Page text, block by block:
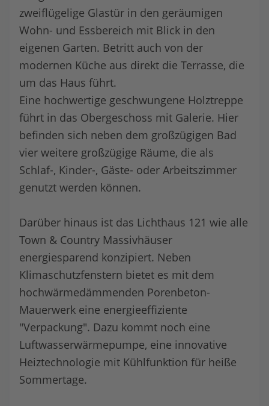
zweiflügelige Glastür in den geräumigen
Wohn- und Essbereich mit Blick in den
eigenen Garten. Betritt auch von der
modernen Küche aus direkt die Terrasse, die
um das Haus führt.
Eine hochwertige geschwungene Holztreppe
führt in das Obergeschoss mit Galerie. Hier
befinden sich neben dem großzügigen Bad
vier weitere großzügige Räume, die als
Schlaf-, Kinder-, Gäste- oder Arbeitszimmer
genutzt werden können.
Darüber hinaus ist das Lichthaus 121 wie alle
Town & Country Massivhäuser
energiesparend konzipiert. Neben
Klimaschutzfenstern bietet es mit dem
hochwärmedämmenden Porenbeton-
Mauerwerk eine energieeffiziente
"Verpackung". Dazu kommt noch eine
Luftwasserwärmepumpe, eine innovative
Heiztechnologie mit Kühlfunktion für heiße
Sommertage.